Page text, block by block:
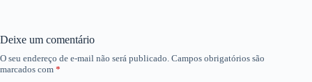
Deixe um comentário
O seu endereço de e-mail não será publicado. Campos obrigatórios são
marcados com *